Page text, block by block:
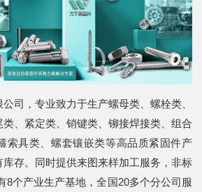
司，专业致力于生产螺母类、螺栓类、
、紧定类、销键类、铆接焊接类、组合
索具类、螺套镶嵌类等高品质紧固件产
存。同时提供来图来样加工服务，非标
8个产业生产基地，全国20多个分公司服